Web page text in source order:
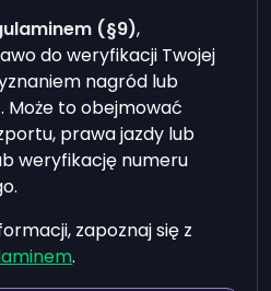
(§9),
do weryfikacji Twojej
nagród lub
Może to obejmować
prawa jazdy lub
weryfikację numeru
zapoznaj się z
.